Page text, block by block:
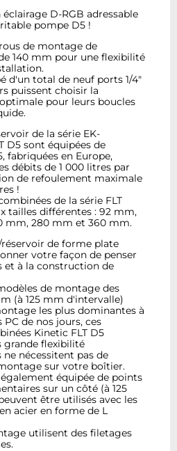
D-RGB adressable
pompe D5 !
de montage de
140 mm pour une flexibilité
d'un total de neuf ports 1/4"
puissent choisir la
pour leurs boucles
de la série EK-
D5 sont équipées de
fabriquées en Europe,
débits de 1 000 litres par
de refoulement maximale
!
de la série FLT
tailles différentes : 92 mm,
mm, 280 mm et 360 mm.
de forme plate
votre façon de penser
et à la construction de
de montage des
(à 125 mm d'intervalle)
les plus dominantes à
de nos jours, ces
Kinetic FLT D5
flexibilité
nécessitent pas de
sur votre boîtier.
équipée de points
sur un côté (à 125
être utilisés avec les
acier en forme de L
utilisent des filetages